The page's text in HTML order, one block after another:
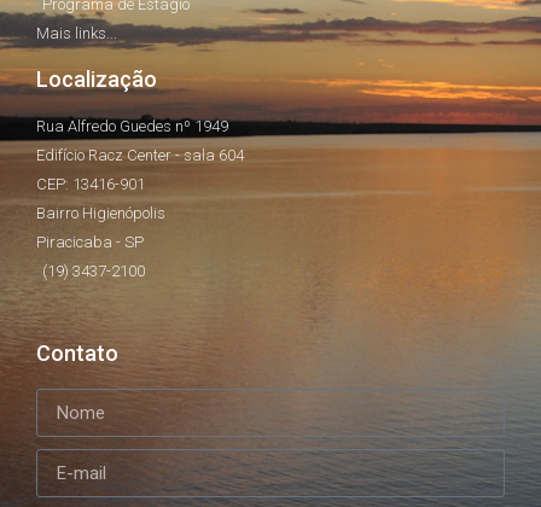
Programa de Estágio
Mais links...
Localização
Rua Alfredo Guedes nº 1949
Edifício Racz Center - sala 604
CEP: 13416-901
Bairro Higienópolis
Piracicaba - SP
(19) 3437-2100
Contato